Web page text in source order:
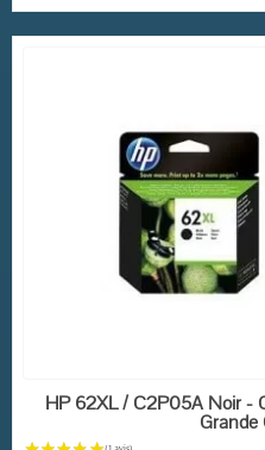
EN
HP 62XL / C2P05A Noir -
Grande